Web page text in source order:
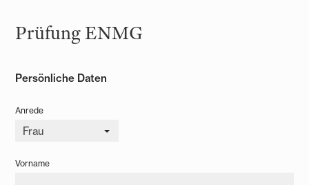
Prüfung ENMG
Persönliche Daten
Anrede
Frau
Vorname